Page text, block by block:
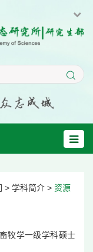
> 学科简介 > 资源
牧学一级学科硕士